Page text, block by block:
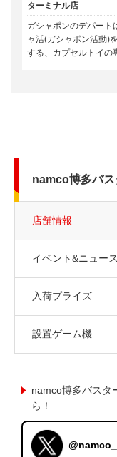
ターミナル店
ガシャポンのデパート
ャ活(ガシャポン活動)
する、カプセルトイの
namco博多バ
店舗情報
イベント&ニュース
入荷プライズ
設置ゲーム機
namco博多バスタ
ら！